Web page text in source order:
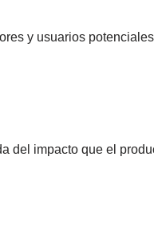
y usuarios
del impacto que el